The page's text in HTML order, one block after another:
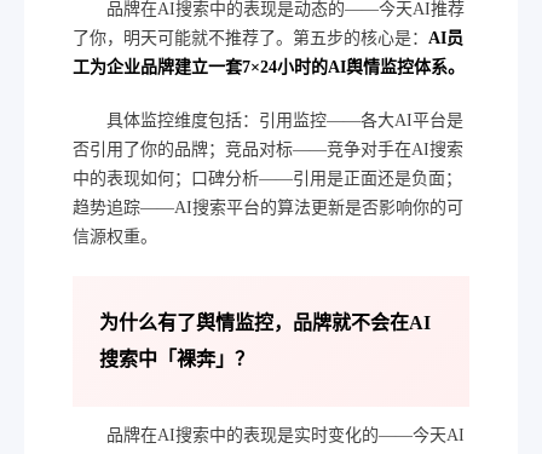
品牌在AI搜索中的表现是动态的——今天AI推荐
了你，明天可能就不推荐了。第五步的核心是： AI员
工为企业品牌建立一套7×24小时的AI舆情监控体系。
具体监控维度包括：引用监控——各大AI平台是
否引用了你的品牌；竞品对标——竞争对手在AI搜索
中的表现如何；口碑分析——引用是正面还是负面；
趋势追踪——AI搜索平台的算法更新是否影响你的可
信源权重。
为什么有了舆情监控，品牌就不会在AI
搜索中「裸奔」？
品牌在AI搜索中的表现是实时变化的——今天AI